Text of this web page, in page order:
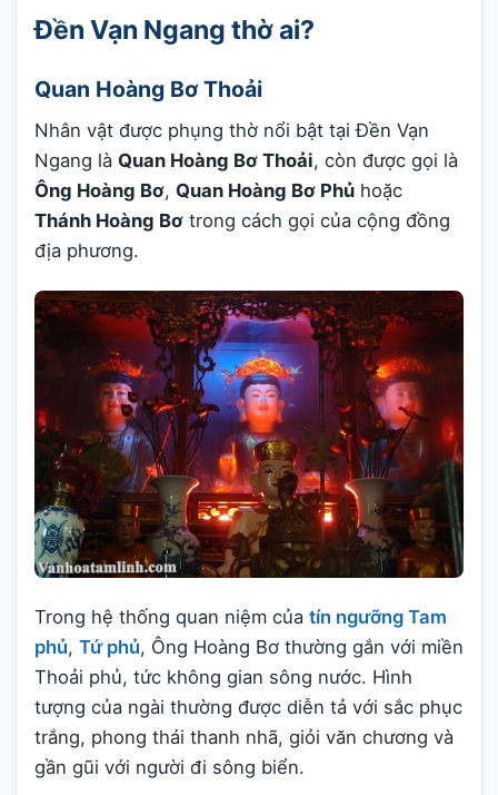
Đền Vạn Ngang thờ ai?
Quan Hoàng Bơ Thoải
Nhân vật được phụng thờ nổi bật tại Đền Vạn
Ngang là Quan Hoàng Bơ Thoải, còn được gọi là
Ông Hoàng Bơ, Quan Hoàng Bơ Phủ hoặc
Thánh Hoàng Bơ trong cách gọi của cộng đồng
địa phương.
Trong hệ thống quan niệm của tín ngưỡng Tam
phủ, Tứ phủ, Ông Hoàng Bơ thường gắn với miền
Thoải phủ, tức không gian sông nước. Hình
tượng của ngài thường được diễn tả với sắc phục
trắng, phong thái thanh nhã, giỏi văn chương và
gần gũi với người đi sông biển.